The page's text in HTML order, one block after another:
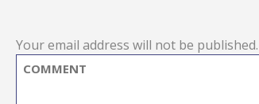
Your email address will not be published.